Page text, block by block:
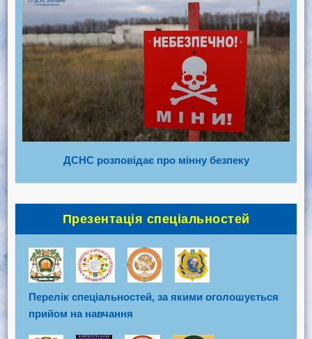
ДСНС розповідає про мінну безпеку
Презентація спеціальностей
Перелік спеціальностей, за якими оголошується
прийом на навчання